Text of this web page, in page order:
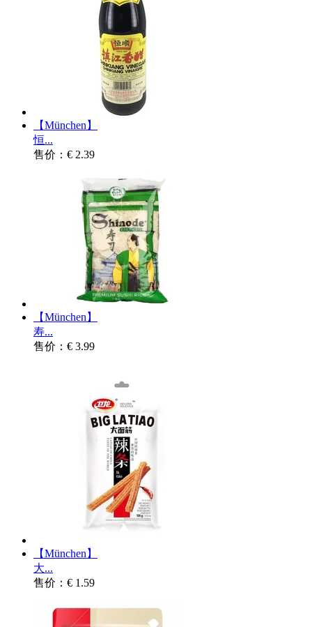
【München】
恒...
售价：€ 2.39
【München】
寿...
售价：€ 3.99
【München】
大...
售价：€ 1.59